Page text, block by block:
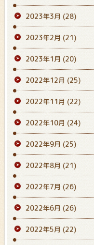
2023年3月 (28)
2023年2月 (21)
2023年1月 (20)
2022年12月 (25)
2022年11月 (22)
2022年10月 (24)
2022年9月 (25)
2022年8月 (21)
2022年7月 (26)
2022年6月 (26)
2022年5月 (22)